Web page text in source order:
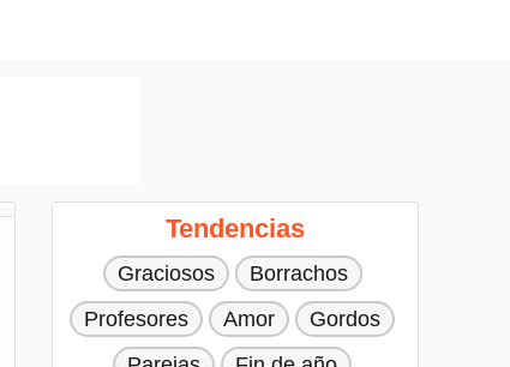
Tendencias
Graciosos
Borrachos
Profesores
Amor
Gordos